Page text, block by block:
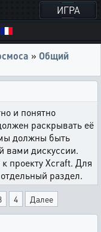
ИГРА
» Общий
и понятно
раскрывать её
должны быть
вами дискуссии.
проекту Xcraft. Для
раздел.
4 Далее